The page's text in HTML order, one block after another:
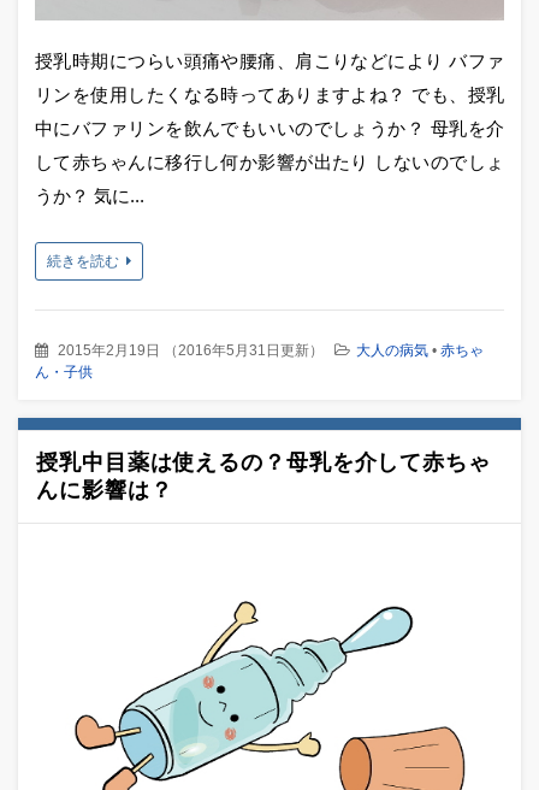
授乳時期につらい頭痛や腰痛、肩こりなどにより バファ
リンを使用したくなる時ってありますよね？ でも、授乳
中にバファリンを飲んでもいいのでしょうか？ 母乳を介
して赤ちゃんに移行し何か影響が出たり しないのでしょ
うか？ 気に...
続きを読む
2015年2月19日 （2016年5月31日更新） 大人の病気 • 赤ちゃ
ん・子供
授乳中目薬は使えるの？母乳を介して赤ちゃ
んに影響は？